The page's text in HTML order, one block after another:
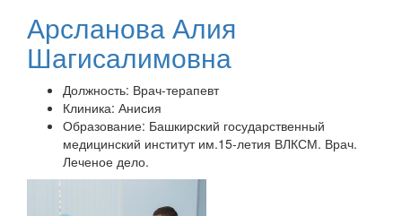
Арсланова Алия
Шагисалимовна
Должность: Врач-терапевт
Клиника: Анисия
Образование: Башкирский государственный
медицинский институт им.15-летия ВЛКСМ. Врач.
Леченое дело.